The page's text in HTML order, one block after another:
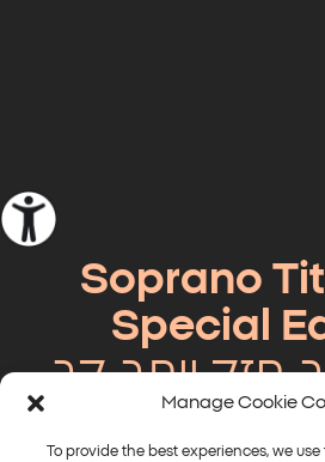
Manage Cookie
To provide the best experiences, we
Soprano
Special
חזק יותר, קר
יותר!